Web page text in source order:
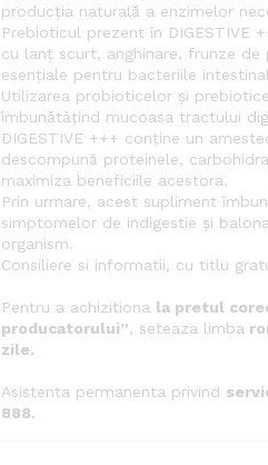
producția naturală a enzimelor
Prebioticul prezent în
cu lanț scurt, anghinare, frunze de
esențiale pentru bacteriile
Utilizarea probioticelor și
îmbunătățind mucoasa tractului
DIGESTIVE +++ conține un
descompună proteinele,
maximiza beneficiile acestora.
Prin urmare, acest supliment
simptomelor de indigestie și
organism.
Consiliere si informatii, cu titlu
Pentru a achizitiona la pretul
producatorului”, seteaza limba
zile.
Asistenta permanenta privind
888.